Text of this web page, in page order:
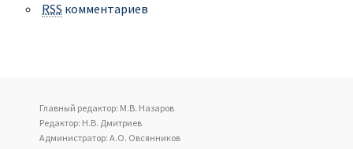
RSS комментариев
Главный редактор: М.В. Назаров
Редактор: Н.В. Дмитриев
Администратор: А.О. Овсянников